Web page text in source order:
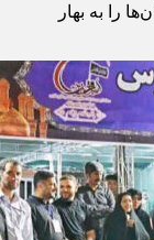
را به بهار